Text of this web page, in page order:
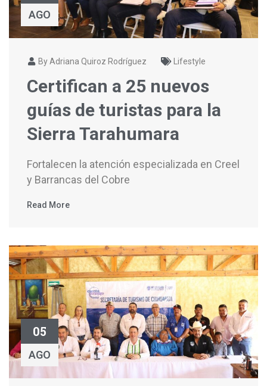
AGO
By Adriana Quiroz Rodríguez Lifestyle
Certifican a 25 nuevos
guías de turistas para la
Sierra Tarahumara
Fortalecen la atención especializada en Creel
y Barrancas del Cobre
Read More
05
AGO